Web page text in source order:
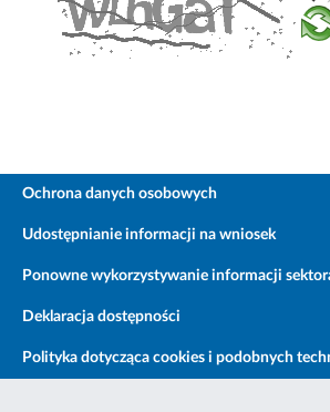
Ochrona danych osobowych
Udostępnianie informacji na wniosek
Ponowne wykorzystywanie informacji
Deklaracja dostępności
Polityka dotycząca cookies i podobnych